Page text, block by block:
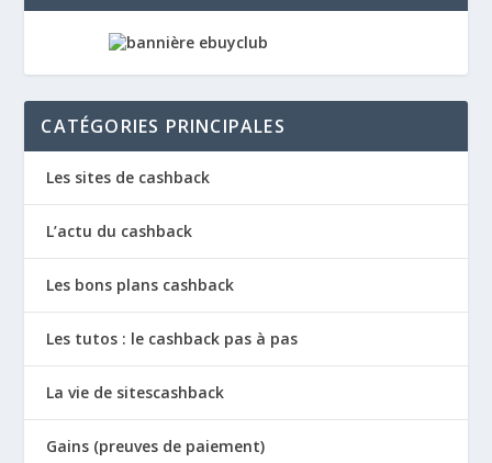
CATÉGORIES PRINCIPALES
Les sites de cashback
L’actu du cashback
Les bons plans cashback
Les tutos : le cashback pas à pas
La vie de sitescashback
Gains (preuves de paiement)